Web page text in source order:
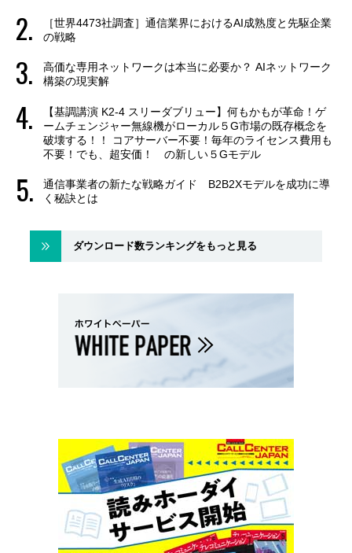
［世界4473社調査］通信業界におけるAI成熟度と先駆企業
の戦略
高価な専用ネットワークは本当に必要か？ AIネットワーク
構築の現実解
【基調講演 K2-4 スリーダブリュー】何もかもが革命！ゲ
ームチェンジャー無線機がローカル５G市場の既存概念を
破壊する！！ コアサーバー不要！毎年のライセンス費用も
不要！でも、超安価！ の新しい５Gモデル
通信事業者の新たな戦略ガイド B2B2Xモデルを成功に導
く秘訣とは
ダウンロード数ランキングをもっと見る